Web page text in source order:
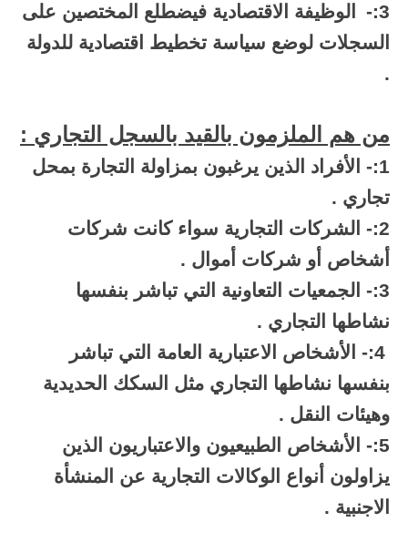
3:-
الوظيفة الاقتصادية فيضطلع المختصين على
السجلات لوضع سياسة تخطيط اقتصادية للدولة
.
من هم الملزمون بالقيد بالسجل التجاري :
1:- الأفراد الذين يرغبون بمزاولة التجارة بمحل
تجاري .
2:- الشركات التجارية سواء كانت شركات
أشخاص أو شركات أموال .
3:- الجمعيات التعاونية التي تباشر بنفسها
نشاطها التجاري .
4:- الأشخاص الاعتبارية العامة التي تباشر
بنفسها نشاطها التجاري مثل السكك الحديدية
وهيئات النقل .
5:- الأشخاص الطبيعيون والاعتباريون الذين
يزاولون أنواع الوكالات التجارية عن المنشأة
الاجنبية .